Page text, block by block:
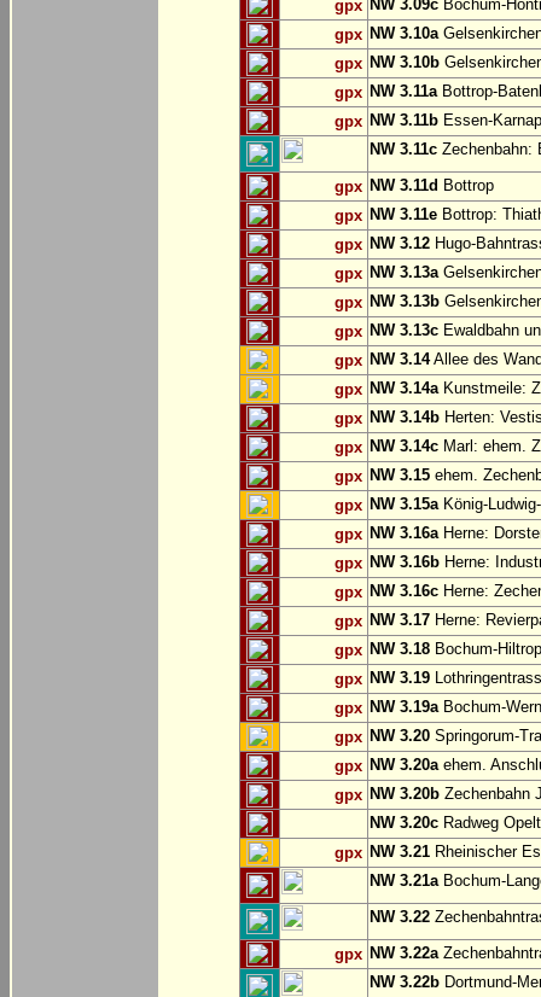
gpx NW 3.09c Bochum-
gpx NW 3.10a
gpx NW 3.10b
gpx NW 3.11aBottrop-
gpx NW 3.11b Essen-
NW 3.11c Zechenbahn:
gpx NW 3.11d Bottrop
gpx NW 3.11e Bottrop:
gpx NW 3.12 Hugo-
gpx NW 3.13a
gpx NW 3.13b
gpx NW 3.13c Ewaldbahn
gpx NW 3.14Allee des
gpx NW 3.14aKunstmeile:
gpx NW 3.14b Herten:
gpx NW 3.14c Marl: ehem.
gpx NW 3.15 ehem.
gpx NW 3.15aKönig-
gpx NW 3.16aHerne:
gpx NW 3.16b Herne:
gpx NW 3.16c Herne:
gpx NW 3.17 Herne:
gpx NW 3.18 Bochum-
gpx NW 3.19
gpx NW 3.19aBochum-
gpx NW 3.20 Springorum-
gpx NW 3.20aehem.
gpx NW 3.20b Zechenbahn
NW 3.20c Radweg
gpx NW 3.21 Rheinischer
NW 3.21aBochum-
NW 3.22
gpx NW 3.22a
NW 3.22b Dortmund-